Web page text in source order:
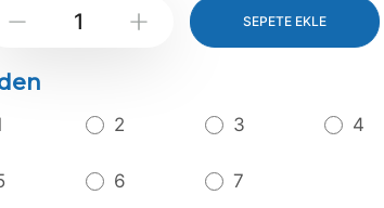
Down SEPETE EKLE
2 3 4
6 7